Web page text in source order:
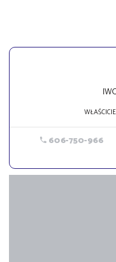
606-750-966